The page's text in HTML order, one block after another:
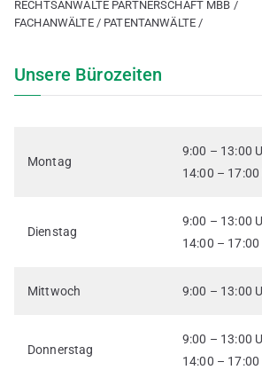
RECHTSANWÄLTE PARTNERSCHAFT MBB /
FACHANWÄLTE / PATENTANWÄLTE /
Unsere Bürozeiten
Montag
9:00 – 13:00
14:00 – 17:00
Dienstag
9:00 – 13:00
14:00 – 17:00
Mittwoch 9:00 – 13:00
Donnerstag
9:00 – 13:00
14:00 – 17:00